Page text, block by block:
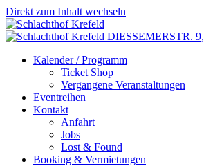
Direkt zum Inhalt wechseln
DIESSEMERSTR. 9,
Kalender / Programm
Ticket Shop
Vergangene Veranstaltungen
Eventreihen
Kontakt
Anfahrt
Jobs
Lost & Found
Booking & Vermietungen